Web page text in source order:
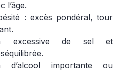
l’âge.
: excès pondéral, tour
excessive de sel et
d’alcool importante ou